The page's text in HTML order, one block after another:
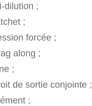
dilution ;
;
forcée ;
along ;
;
de sortie conjointe ;
;